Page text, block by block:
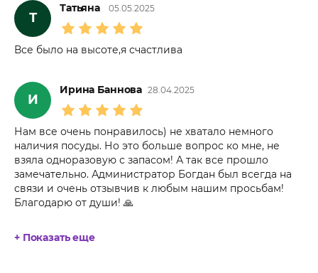
Т
Татьяна 05.05.2025
Все было на высоте,я счастлива
И
Ирина Баннова 28.04.2025
Нам все очень понравилось) не хватало немного
наличия посуды. Но это больше вопрос ко мне, не
взяла одноразовую с запасом! А так все прошло
замечательно. Администратор Богдан был всегда на
связи и очень отзывчив к любым нашим просьбам!
Благодарю от души! 🙏
+ Показать еще